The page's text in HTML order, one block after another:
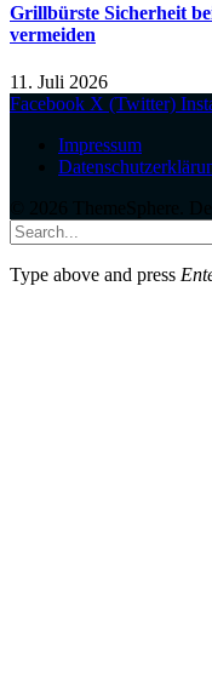
Grillbürste Sicherheit
vermeiden
11. Juli 2026
Facebook X (Twitter)
Impressum
Type above and press